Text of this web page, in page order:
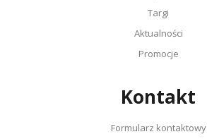
Targi
Aktualności
Promocje
Kontakt
Formularz kontaktowy